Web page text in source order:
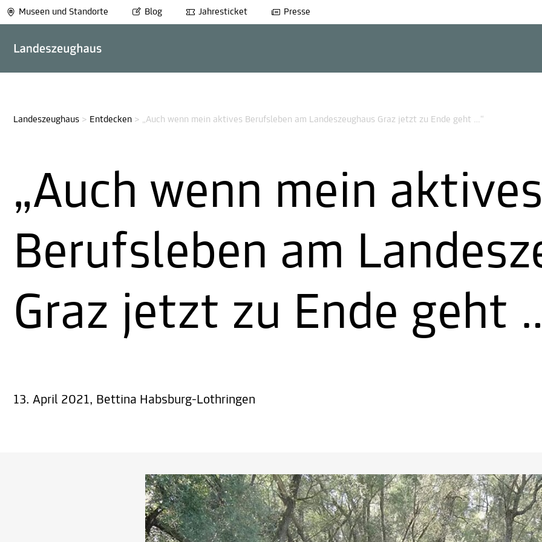
Museen und Standorte Blog Jahresticket Presse
Landeszeughaus > Entdecken > „Auch wenn mein aktives Berufsleben am Landeszeughaus Graz jetzt zu Ende geht …“
„Auch wenn mein
Berufsleben am
Graz jetzt zu Ende geht
13. April 2021, Bettina Habsburg-Lothringen